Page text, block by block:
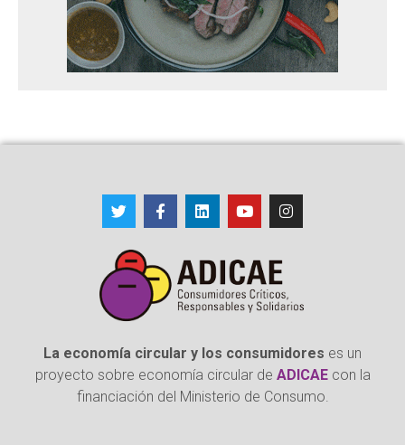
La economía circular y los consumidores es un
proyecto sobre economía circular de ADICAEcon la
financiación del Ministerio de Consumo.